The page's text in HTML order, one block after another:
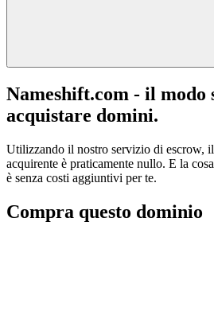
Nameshift.com - il modo
acquistare domini.
Utilizzando il nostro servizio di escrow,
acquirente è praticamente nullo. E la
è senza costi aggiuntivi per te.
Compra questo dominio